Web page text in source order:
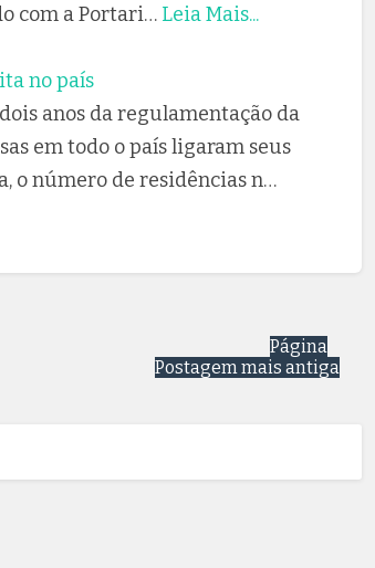
com a Portari… Leia Mais...
no país
anos da regulamentação da
em todo o país ligaram seus
o número de residências n…
Postagem mais antiga
Página